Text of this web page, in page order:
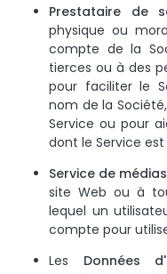
Prestataire de
physique ou
compte de la
tierces ou à des
pour faciliter le
nom de la
Service ou pour
dont le Service est
Service de
site Web ou à
lequel un
compte pour
Les Données